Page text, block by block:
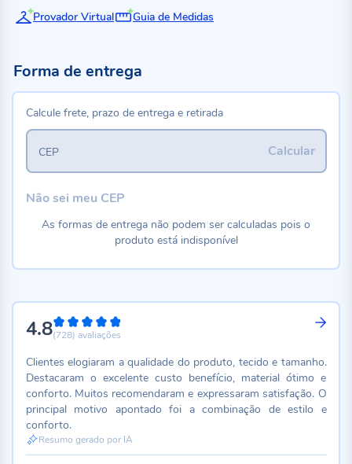
Provador Virtual Guia de Medidas
4.896%
(728) avaliações
Clientes elogiaram a qualidade do produto, tecido e tamanho.
Destacaram o excelente custo benefício, material ótimo e
conforto. Muitos recomendaram e expressaram satisfação. O
principal motivo apontado foi a combinação de estilo e
conforto.
Resumo gerado por IA
Forma de entrega
Calcule frete, prazo de entrega e retirada
Calcular
CEP
Não sei meu CEP
As formas de entrega não podem ser calculadas pois o
produto está indisponível